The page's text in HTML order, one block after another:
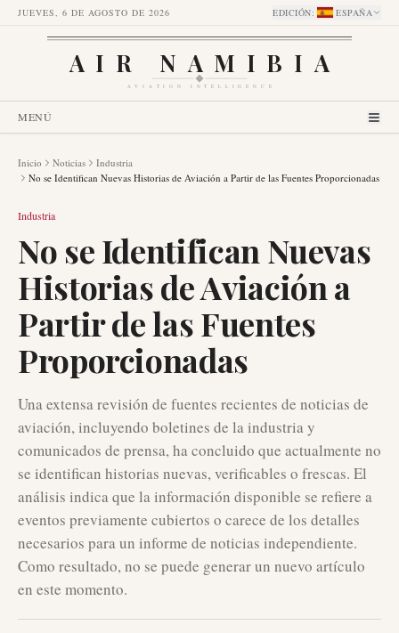
JUEVES, 6 DE AGOSTO DE 2026 EDICIÓN: ESPAÑA
AIR NAMIBIA
AVIATION INTELLIGENCE
MENÚ
Inicio Noticias
Industria
No se Identifican Nuevas Historias de Aviación a Partir de las Fuentes Proporcionadas
Industria
No se Identifican Nuevas
Historias de Aviación a
Partir de las Fuentes
Proporcionadas
Una extensa revisión de fuentes recientes de noticias de
aviación, incluyendo boletines de la industria y
comunicados de prensa, ha concluido que actualmente no
se identifican historias nuevas, verificables o frescas. El
análisis indica que la información disponible se refiere a
eventos previamente cubiertos o carece de los detalles
necesarios para un informe de noticias independiente.
Como resultado, no se puede generar un nuevo artículo
en este momento.